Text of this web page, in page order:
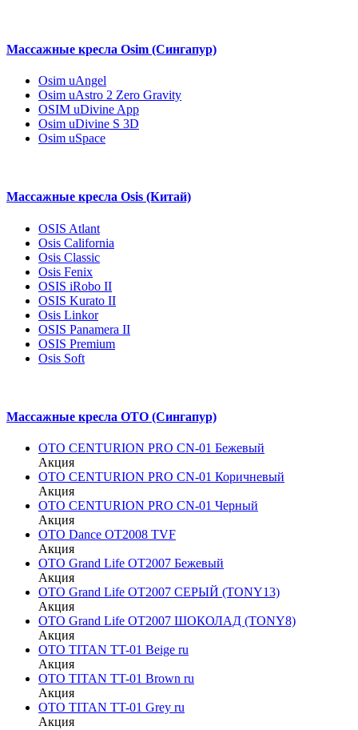
Массажные кресла Osim (Сингапур)
Osim uAngel
Osim uAstro 2 Zero Gravity
OSIM uDivine App
Osim uDivine S 3D
Osim uSpace
Массажные кресла Osis (Китай)
OSIS Atlant
Osis California
Osis Classic
Osis Fenix
OSIS iRobo II
OSIS Kurato II
Osis Linkor
OSIS Panamera II
OSIS Premium
Osis Soft
Массажные кресла OTO (Сингапур)
OTO CENTURION PRO CN-01 Бежевый
Акция
OTO CENTURION PRO CN-01 Коричневый
Акция
OTO CENTURION PRO CN-01 Черный
Акция
OTO Dance OT2008 TVF
Акция
OTO Grand Life OT2007 Бежевый
Акция
OTO Grand Life OT2007 СЕРЫЙ (TONY13)
Акция
OTO Grand Life OT2007 ШОКОЛАД (TONY8)
Акция
OTO TITAN TT-01 Beige ru
Акция
OTO TITAN TT-01 Brown ru
Акция
OTO TITAN TT-01 Grey ru
Акция